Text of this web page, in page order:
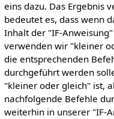
eins dazu. Das Ergebnis
bedeutet es, dass wenn
Inhalt der "IF-
verwenden wir "kleiner
die entsprechenden
durchgeführt werden
"kleiner oder gleich" ist,
nachfolgende Befehle
weiterhin in unserer "IF-